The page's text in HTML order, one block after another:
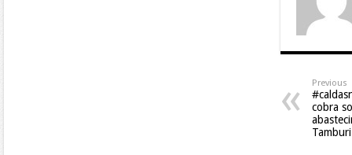
Previous
cobra
Tamburi